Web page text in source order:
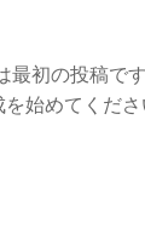
最初の投稿で
始めてくだ